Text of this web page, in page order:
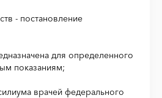
- постановление
для определенного
показаниям;
врачей федерального